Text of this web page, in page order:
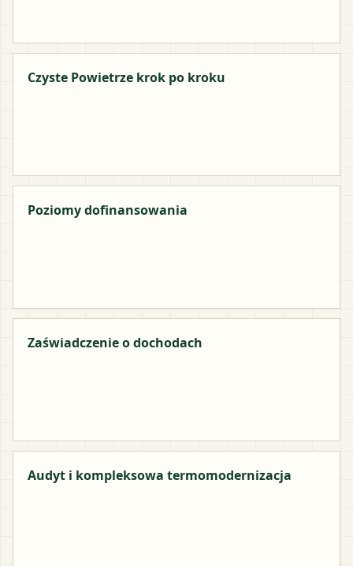
Czyste Powietrze krok po kroku
Poziomy dofinansowania
Zaświadczenie o dochodach
Audyt i kompleksowa termomodernizacja